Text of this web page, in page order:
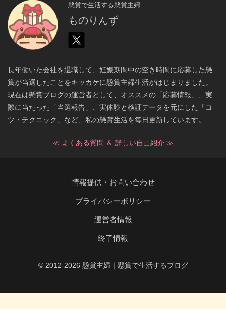
懸賞で生活する懸賞主婦
ものりんず
長年働いた会社を退職して、妊娠期間中の空き時間に応募した懸
賞が当選したことをキッカケに懸賞主婦生活がはじまりました。
現在は懸賞ブログの運営者として、オススメの「応募情報」、実
際に当たった「当選報告」、実体験と検証データを元にした「コ
ツ・テクニック」など、私の懸賞生活を毎日更新しています。
≪ よくある質問 ＆ 詳しい自己紹介 ≫
情報提供・お問い合わせ
プライバシーポリシー
運営者情報
終了情報
© 2012-2026 懸賞主婦｜懸賞で生活するブログ